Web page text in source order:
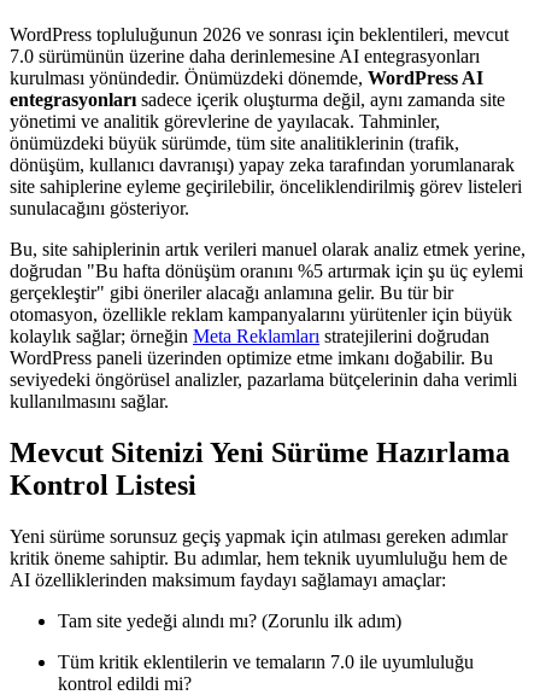
WordPress topluluğunun 2026 ve sonrası için beklentileri, mevcut
7.0 sürümünün üzerine daha derinlemesine AI entegrasyonları
kurulması yönündedir. Önümüzdeki dönemde, WordPress AI
entegrasyonları sadece içerik oluşturma değil, aynı zamanda site
yönetimi ve analitik görevlerine de yayılacak. Tahminler,
önümüzdeki büyük sürümde, tüm site analitiklerinin (trafik,
dönüşüm, kullanıcı davranışı) yapay zeka tarafından yorumlanarak
site sahiplerine eyleme geçirilebilir, önceliklendirilmiş görev listeleri
sunulacağını gösteriyor.
Bu, site sahiplerinin artık verileri manuel olarak analiz etmek yerine,
doğrudan "Bu hafta dönüşüm oranını %5 artırmak için şu üç eylemi
gerçekleştir" gibi öneriler alacağı anlamına gelir. Bu tür bir
otomasyon, özellikle reklam kampanyalarını yürütenler için büyük
kolaylık sağlar; örneğin Meta Reklamları stratejilerini doğrudan
WordPress paneli üzerinden optimize etme imkanı doğabilir. Bu
seviyedeki öngörüsel analizler, pazarlama bütçelerinin daha verimli
kullanılmasını sağlar.
Mevcut Sitenizi Yeni Sürüme Hazırlama
Kontrol Listesi
Yeni sürüme sorunsuz geçiş yapmak için atılması gereken adımlar
kritik öneme sahiptir. Bu adımlar, hem teknik uyumluluğu hem de
AI özelliklerinden maksimum faydayı sağlamayı amaçlar:
Tam site yedeği alındı mı? (Zorunlu ilk adım)
Tüm kritik eklentilerin ve temaların 7.0 ile uyumluluğu
kontrol edildi mi?